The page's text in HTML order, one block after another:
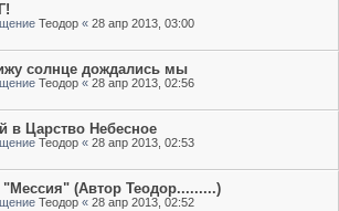
Теодор « 28 апр 2013, 03:00
солнце дождались мы
Теодор « 28 апр 2013, 02:56
в Царство Небесное
Теодор « 28 апр 2013, 02:53
"Мессия" (Автор Теодор.........)
Теодор « 28 апр 2013, 02:52